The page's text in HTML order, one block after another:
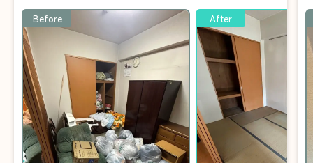
Before After